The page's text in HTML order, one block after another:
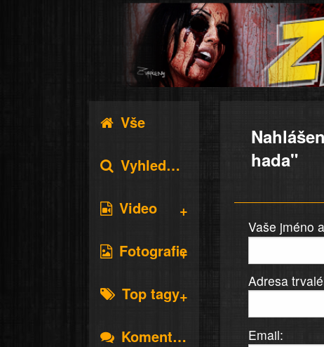
Vše
Vyhledávání
Video
Fotografie
Top tagy
Komentáře
hada"
Vaše jméno
Adresa
Email: